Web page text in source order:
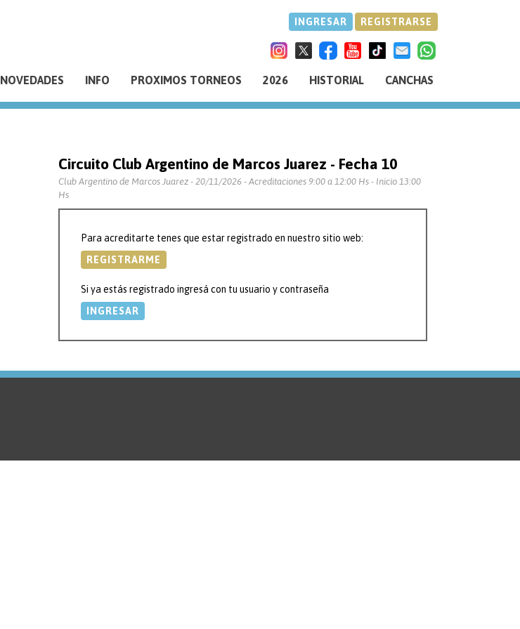
INGRESAR REGISTRARSE
NOVEDADES INFO PROXIMOS TORNEOS 2026 HISTORIAL CANCHAS
Circuito Club Argentino de Marcos Juarez - Fecha 10
Club Argentino de Marcos Juarez - 20/11/2026 - Acreditaciones 9:00 a 12:00 Hs - Inicio 13:00
Hs
Para acreditarte tenes que estar registrado en nuestro sitio web:
REGISTRARME
Si ya estás registrado ingresá con tu usuario y contraseña
INGRESAR